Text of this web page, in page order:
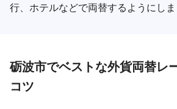
行、ホテルなどで両替するようにしま
砺波市でベストな外貨両替レ
コツ